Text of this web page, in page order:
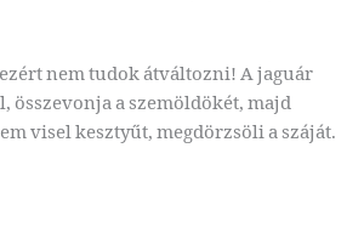
nem tudok átváltozni! A jaguár
összevonja a szemöldökét, majd
visel kesztyűt, megdörzsöli a száját.